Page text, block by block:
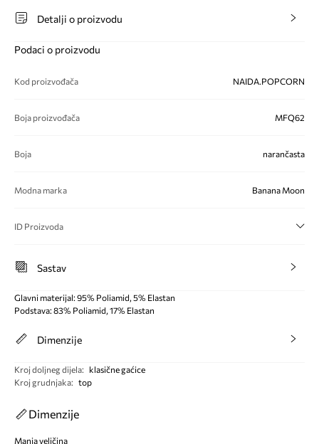
Detalji o proizvodu
Podaci o proizvodu
Kod proizvođača NAIDA.POPCORN
Boja proizvođača MFQ62
Boja narančasta
Modna marka Banana Moon
ID Proizvoda
Sastav
Glavni materijal: 95% Poliamid, 5% Elastan
Podstava: 83% Poliamid, 17% Elastan
Dimenzije
Kroj doljneg dijela:
klasične gaćice
Kroj grudnjaka: top
Dimenzije
Manja veličina